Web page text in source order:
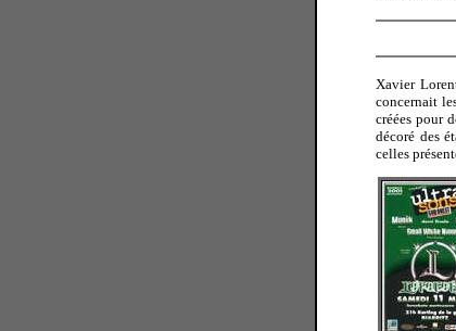
Xavier
concernait
créées pour
décoré des
celles